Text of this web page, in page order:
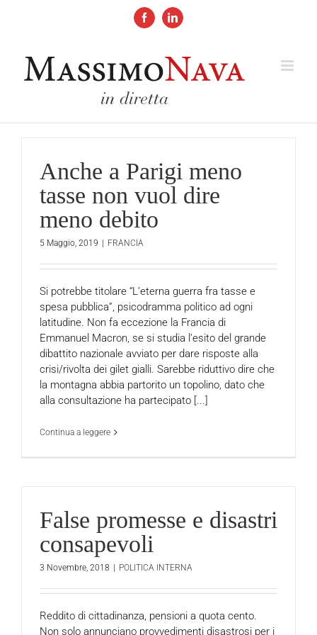
FacebookLinkedIn
Anche a Parigi meno
tasse non vuol dire
meno debito
5 Maggio, 2019 | FRANCIA
Si potrebbe titolare “L’eterna guerra fra tasse e
spesa pubblica”, psicodramma politico ad ogni
latitudine. Non fa eccezione la Francia di
Emmanuel Macron, se si studia l’esito del grande
dibattito nazionale avviato per dare risposte alla
crisi/rivolta dei gilet gialli. Sarebbe riduttivo dire che
la montagna abbia partorito un topolino, dato che
alla consultazione ha partecipato [...]
Continua a leggere
False promesse e disastri
consapevoli
3 Novembre, 2018 | POLITICA INTERNA
Reddito di cittadinanza, pensioni a quota cento.
Non solo annunciano provvedimenti disastrosi per i